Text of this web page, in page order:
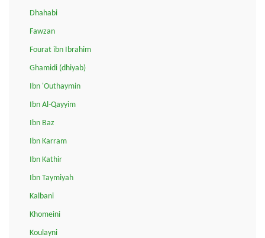
Dhahabi
Fawzan
Fourat ibn Ibrahim
Ghamidi (dhiyab)
Ibn 'Outhaymin
Ibn Al-Qayyim
Ibn Baz
Ibn Karram
Ibn Kathir
Ibn Taymiyah
Kalbani
Khomeini
Koulayni